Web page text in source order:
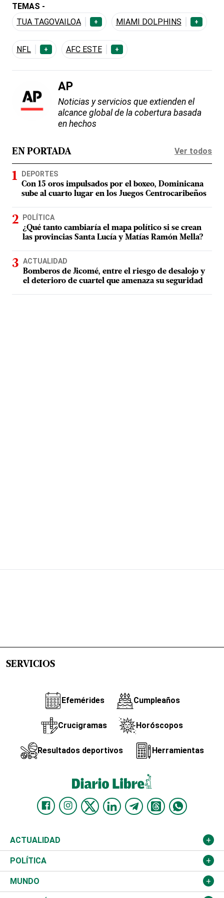
TEMAS -
TUA TAGOVAILOA
+ MIAMI DOLPHINS +
NFL + AFC ESTE +
AP
Noticias y servicios que extienden el
alcance global de la cobertura basada
en hechos
EN PORTADA Ver todos
DEPORTES
Con 15 oros impulsados por el boxeo, Dominicana
sube al cuarto lugar en los Juegos Centrocaribeños
POLÍTICA
¿Qué tanto cambiaría el mapa político si se crean
las provincias Santa Lucía y Matías Ramón Mella?
ACTUALIDAD
Bomberos de Jicomé, entre el riesgo de desalojo y
el deterioro de cuartel que amenaza su seguridad
SERVICIOS
Efemérides Cumpleaños
Crucigramas Horóscopos
Resultados deportivos Herramientas
ACTUALIDAD
Nacional
Ciudad
POLÍTICA
Partidos
MUNDO